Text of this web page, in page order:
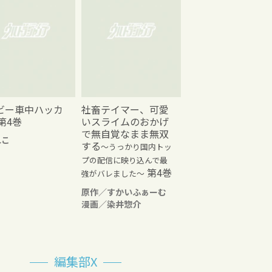
ー車中ハッカ
4巻
社畜テイマー、可愛
いスライムのおかげ
で無自覚なまま無双
する～うっかり国内トッ
プの配信に映り込んで最
強がバレました～ 第4巻
原作／すかいふぁーむ
漫画／染井惣介
編集部X